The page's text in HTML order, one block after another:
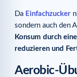
Da Einfachzucker
sondern auch den
Konsum durch
reduzieren und
Aerobic-